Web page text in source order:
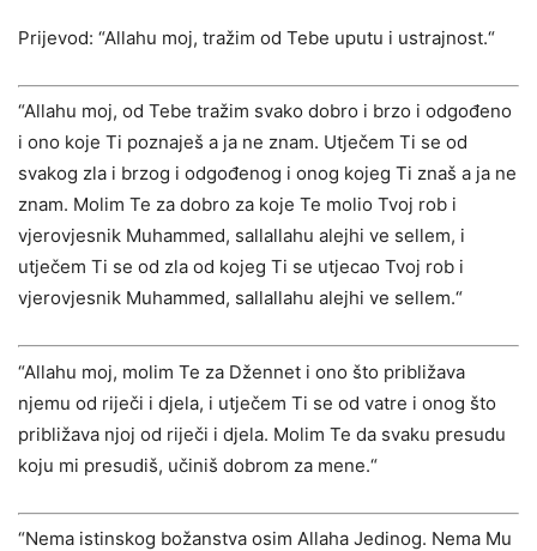
Prijevod: “Allahu moj, tražim od Tebe uputu i ustrajnost.“
“Allahu moj, od Tebe tražim svako dobro i brzo i odgođeno
i ono koje Ti poznaješ a ja ne znam. Utječem Ti se od
svakog zla i brzog i odgođenog i onog kojeg Ti znaš a ja ne
znam. Molim Te za dobro za koje Te molio Tvoj rob i
vjerovjesnik Muhammed, sallallahu alejhi ve sellem, i
utječem Ti se od zla od kojeg Ti se utjecao Tvoj rob i
vjerovjesnik Muhammed, sallallahu alejhi ve sellem.“
“Allahu moj, molim Te za Džennet i ono što približava
njemu od riječi i djela, i utječem Ti se od vatre i onog što
približava njoj od riječi i djela. Molim Te da svaku presudu
koju mi presudiš, učiniš dobrom za mene.“
“Nema istinskog božanstva osim Allaha Jedinog. Nema Mu